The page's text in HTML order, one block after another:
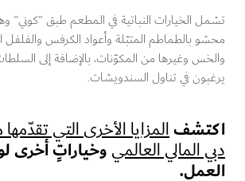
الخيارات النباتية في المطعم طبق "كوني" وهو
بالطماطم المتبّلة وأعواد الكرفس والفلفل
وغيرها من المكوّنات، بالإضافة إلى السلطات
في تناول السندويشات.
المزايا الأخرى التي تقدّمها
المالي العالميوخياراتٍ أخرى